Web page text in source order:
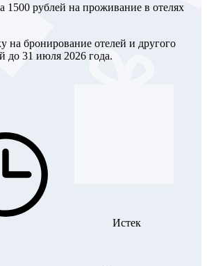
1500 рублей на проживание в отелях
на бронирование отелей и другого
до 31 июля 2026 года.
Истек